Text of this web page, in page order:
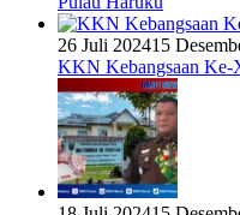
26 Juli 202415
KKN Kebangsaan Ke-